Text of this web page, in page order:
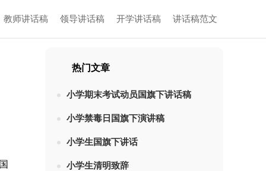
教师讲话稿 领导讲话稿 开学讲话稿 讲话稿范文
热门文章
小学期末考试动员国旗下讲话稿
小学禁毒日国旗下演讲稿
小学生国旗下讲话
小学生清明致辞